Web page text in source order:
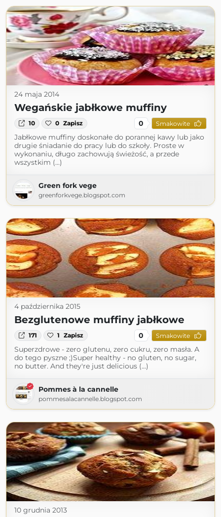
24 maja 2014
Wegańskie jabłkowe muffiny
10 0 Zapisz 0 Smakowite
Jabłkowe muffiny doskonałe do porannej kawy lub jako
drugie śniadanie do pracy lub do szkoły. Proste w
wykonaniu, długo zachowują świeżość, a przede
wszystkim (...)
Green fork vege
greenforkvege.blogspot.com
4 października 2015
Bezglutenowe muffiny jabłkowe
171 1 Zapisz 0 Smakowite
Superzdrowe - zero glutenu, zero cukru, zero masła. A
do tego pyszne ;)Super healthy - no gluten, no sugar,
no butter. And they're just delicious (...)
Pommes à la cannelle
pommesalacannelle.blogspot.com
10 grudnia 2013